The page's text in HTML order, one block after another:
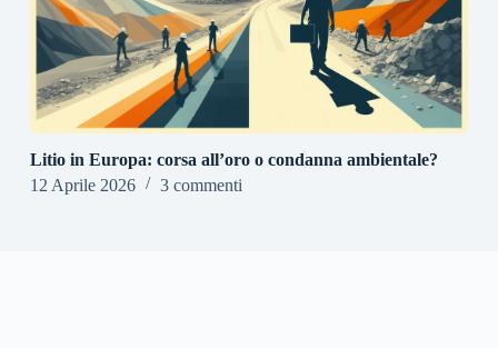
Litio in Europa: corsa all’oro o condanna ambientale?
12 Aprile 2026
3 commenti